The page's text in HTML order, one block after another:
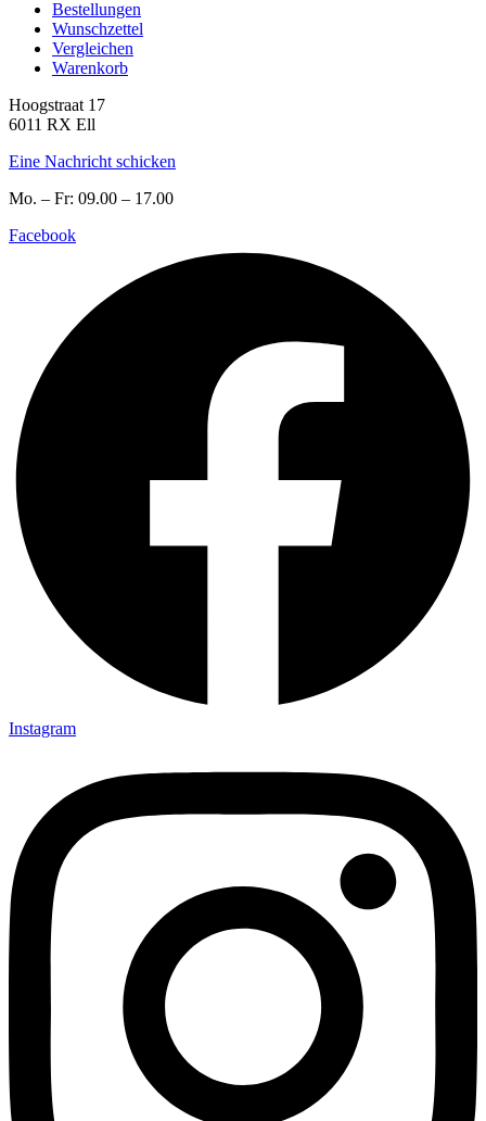
Bestellungen
Wunschzettel
Vergleichen
Warenkorb
Hoogstraat 17
6011 RX Ell
Eine Nachricht schicken
Mo. – Fr: 09.00 – 17.00
Facebook
Instagram